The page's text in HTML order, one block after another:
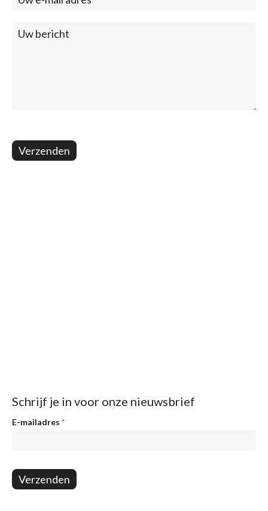
Verzenden
Schrijf je in voor onze nieuwsbrief
Nieuwsbrief
E-mailadres *
Verzenden